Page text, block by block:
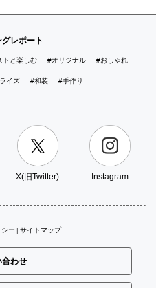
レポート
トと楽しむ #オリジナル #おしゃれ
イズ #和装 #手作り
X(旧Twitter) Instagram
ー サイトマップ
合わせ